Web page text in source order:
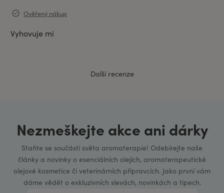
Ověřený nákup
Vyhovuje mi
Další recenze
Nezmeškejte akce ani dárky
Staňte se součástí světa aromaterapie! Odebírejte naše
články a novinky o esenciálních olejích, aromaterapeutické
olejové kosmetice či veterinárních přípravcích. Jako první vám
dáme vědět o exkluzivních slevách, novinkách a tipech.